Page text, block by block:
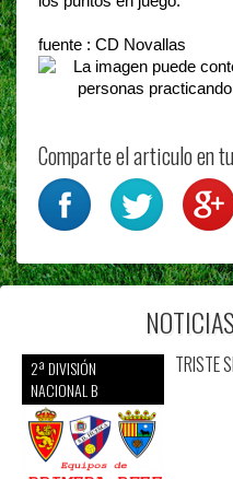
fuente : CD Novallas
Comparte el articulo en
2ª DIVISIÓN
NACIONAL B
TRISTE